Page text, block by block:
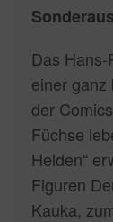
Das
einer ganz
der
Füchse
Helden“
Figuren
Kauka,